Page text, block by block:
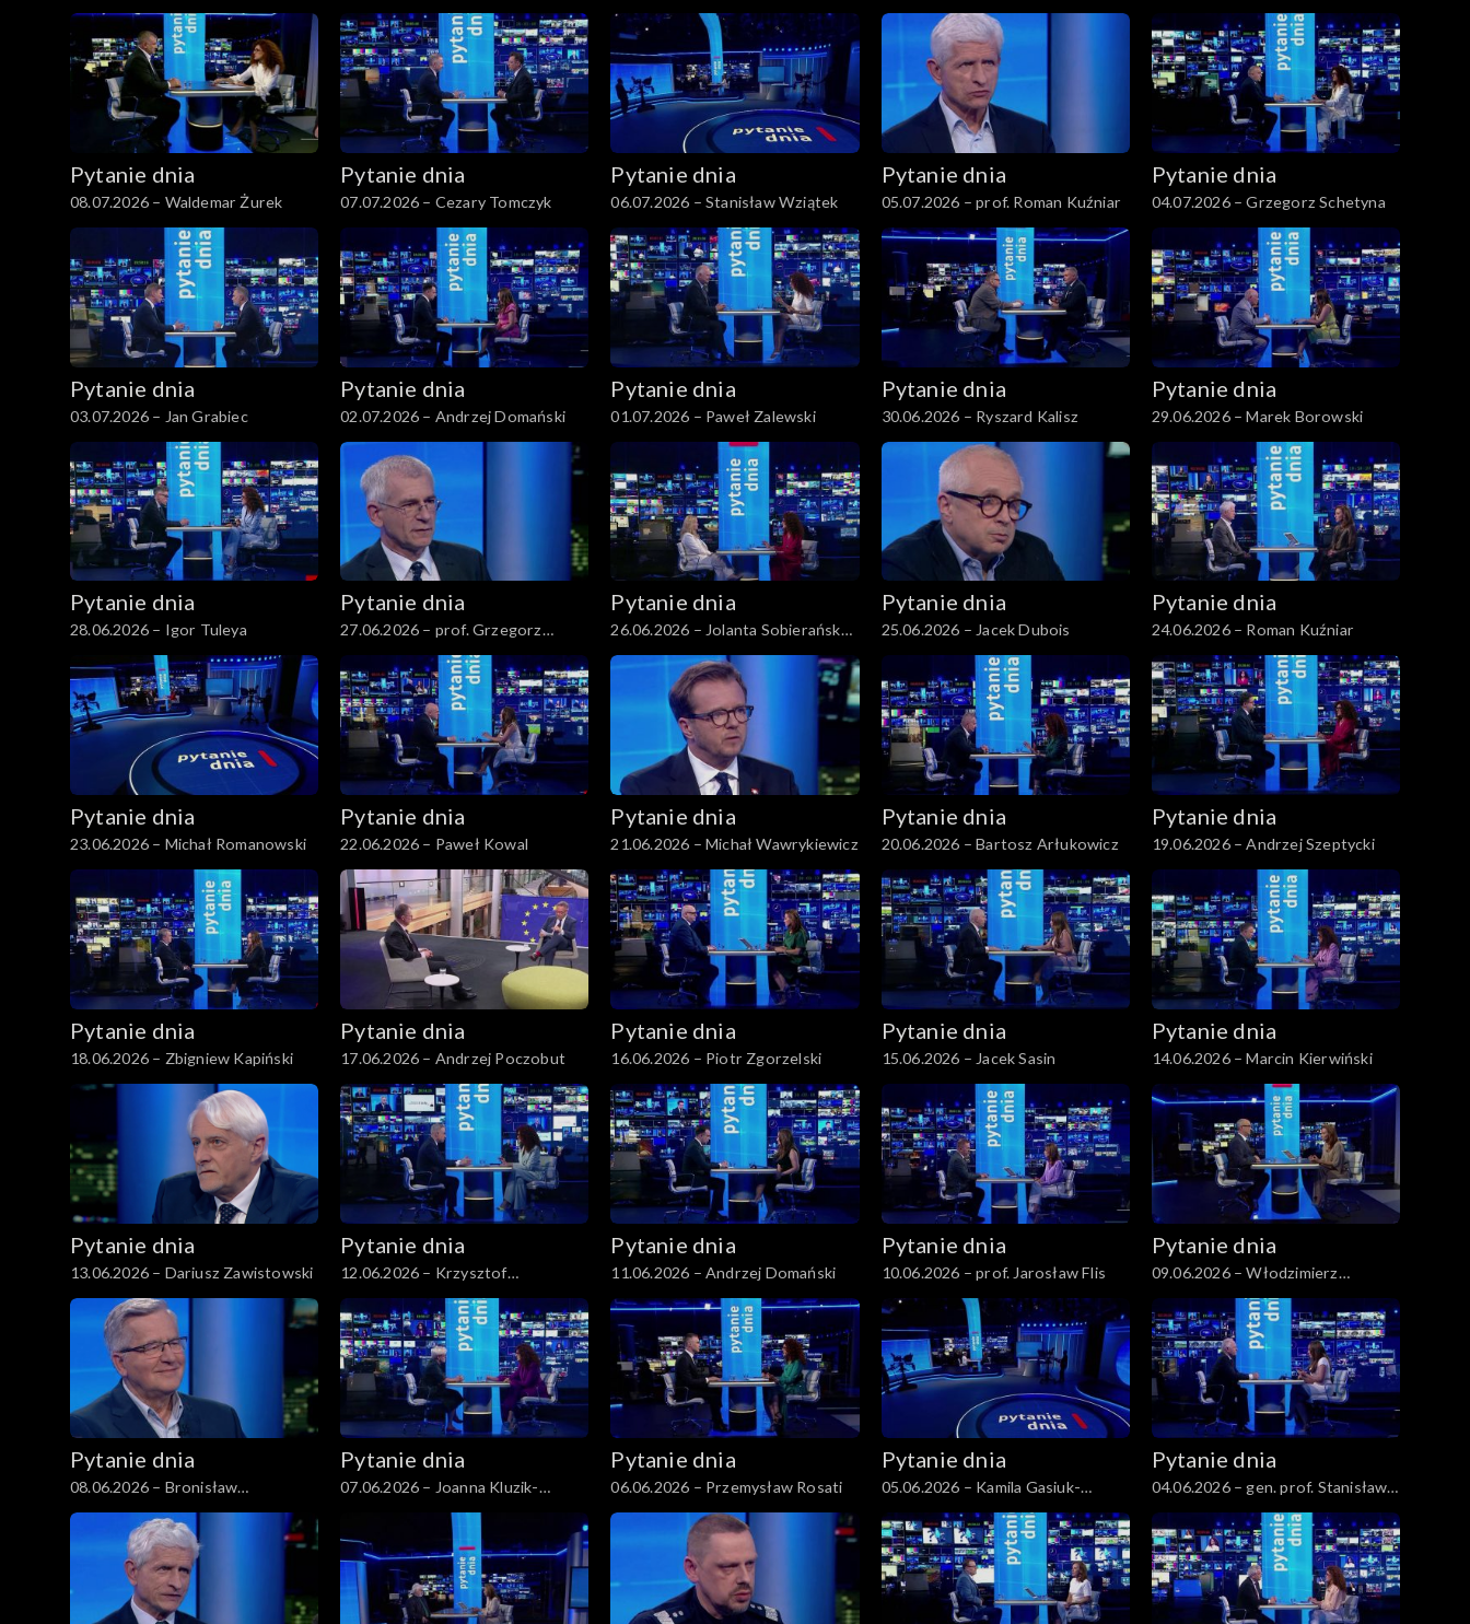
Patyra
Czaputowicz
Pytanie dnia
08.07.2026 – Waldemar Żurek
Pytanie dnia
07.07.2026 – Cezary Tomczyk
Pytanie dnia
06.07.2026 – Stanisław Wziątek
Pytanie dnia
05.07.2026 – prof. Roman Kuźniar
Pytanie dnia
04.07.2026 – Grzegorz Schetyna
Pytanie dnia
03.07.2026 – Jan Grabiec
Pytanie dnia
02.07.2026 – Andrzej Domański
Pytanie dnia
01.07.2026 – Paweł Zalewski
Pytanie dnia
30.06.2026 – Ryszard Kalisz
Pytanie dnia
29.06.2026 – Marek Borowski
Pytanie dnia
28.06.2026 – Igor Tuleya
Pytanie dnia
27.06.2026 – prof. Grzegorz
Motyka
Pytanie dnia
26.06.2026 – Jolanta Sobierańska-
Grenda
Pytanie dnia
25.06.2026 – Jacek Dubois
Pytanie dnia
24.06.2026 – Roman Kuźniar
Pytanie dnia
23.06.2026 – Michał Romanowski
Pytanie dnia
22.06.2026 – Paweł Kowal
Pytanie dnia
21.06.2026 – Michał Wawrykiewicz
Pytanie dnia
20.06.2026 – Bartosz Arłukowicz
Pytanie dnia
19.06.2026 – Andrzej Szeptycki
Pytanie dnia
18.06.2026 – Zbigniew Kapiński
Pytanie dnia
17.06.2026 – Andrzej Poczobut
Pytanie dnia
16.06.2026 – Piotr Zgorzelski
Pytanie dnia
15.06.2026 – Jacek Sasin
Pytanie dnia
14.06.2026 – Marcin Kierwiński
Pytanie dnia
13.06.2026 – Dariusz Zawistowski
Pytanie dnia
12.06.2026 – Krzysztof
Gawkowski
Pytanie dnia
11.06.2026 – Andrzej Domański
Pytanie dnia
10.06.2026 – prof. Jarosław Flis
Pytanie dnia
09.06.2026 – Włodzimierz
Czarzasty
Pytanie dnia
08.06.2026 – Bronisław
Komorowski
Pytanie dnia
07.06.2026 – Joanna Kluzik-
Pytanie dnia
06.06.2026 – Przemysław Rosati
Pytanie dnia
05.06.2026 – Kamila Gasiuk-
Pihowicz
Pytanie dnia
04.06.2026 – gen. prof. Stanisław
Koziej